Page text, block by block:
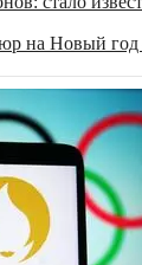
Новый год –